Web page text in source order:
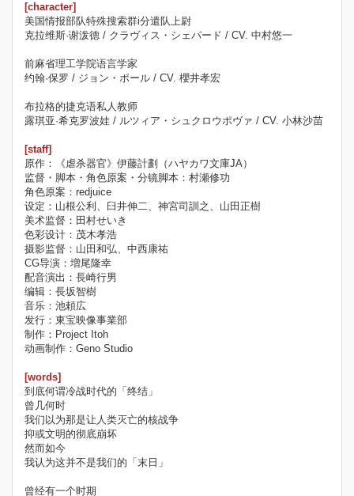
[character]
美国情报部队特殊搜索群i分遣队上尉
克拉维斯·谢泼德 / クラヴィス・シェパード / CV. 中村悠一
前麻省理工学院语言学家
约翰·保罗 / ジョン・ポール / CV. 櫻井孝宏
布拉格的捷克语私人教师
露琪亚·希克罗波娃 / ルツィア・シュクロウポヴァ / CV. 小林沙苗
[staff]
原作：《虐杀器官》伊藤計劃（ハヤカワ文庫JA）
监督・脚本・角色原案・分镜脚本：村瀬修功
角色原案：redjuice
设定：山根公利、臼井伸二、神宮司訓之、山田正樹
美术监督：田村せいき
色彩设计：茂木孝浩
摄影监督：山田和弘、中西康祐
CG导演：増尾隆幸
配音演出：長崎行男
编辑：長坂智樹
音乐：池頼広
发行：東宝映像事業部
制作：Project Itoh
动画制作：Geno Studio
[words]
到底何谓冷战时代的「终结」
曾几何时
我们以为那是让人类灭亡的核战争
抑或文明的彻底崩坏
然而如今
我认为这并不是我们的「末日」
曾经有一个时期